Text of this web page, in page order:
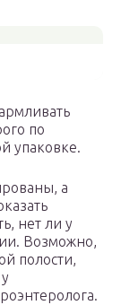
по
упаковке.
а
нет ли у
Возможно,
полости,